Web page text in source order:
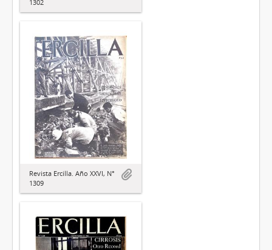
1302
Revista Ercilla. Año XXVI, N°
1309